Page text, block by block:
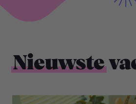
Nieuwste